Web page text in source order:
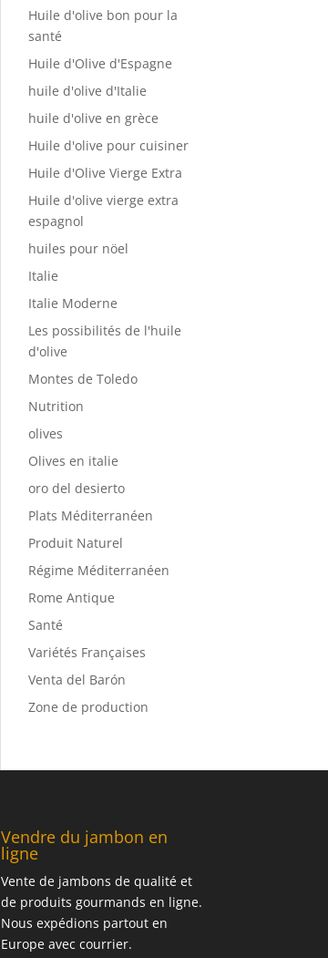
Huile d'olive bon pour la
santé
Huile d'Olive d'Espagne
huile d'olive d'Italie
huile d'olive en grèce
Huile d'olive pour cuisiner
Huile d'Olive Vierge Extra
Huile d'olive vierge extra
espagnol
huiles pour nöel
Italie
Italie Moderne
Les possibilités de l'huile
d'olive
Montes de Toledo
Nutrition
olives
Olives en italie
oro del desierto
Plats Méditerranéen
Produit Naturel
Régime Méditerranéen
Rome Antique
Santé
Variétés Françaises
Venta del Barón
Zone de production
Vendre du jambon en
ligne
Vente de jambons de qualité et
de produits gourmands en ligne.
Nous expédions partout en
Europe avec courrier.